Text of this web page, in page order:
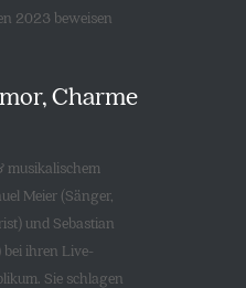
2023 beweisen
Charme
musikalischem
Meier (Sänger,
und Sebastian
bei ihren Live-
Sie schlagen